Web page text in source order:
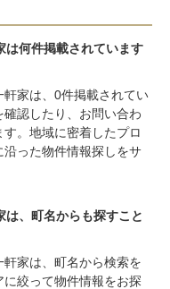
は何件掲載されています
家は、0件掲載されてい
認したり、お問い合わ
。地域に密着したプロ
った物件情報探しをサ
、町名からも探すこと
家は、町名から検索を
絞って物件情報をお探